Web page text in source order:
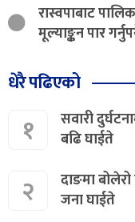
रास्वपाबाट
मूल्याङ्कन पार
धेरै पढिएको
१
सवारी
बढि घाईते
२
दाङमा
जना घाईते